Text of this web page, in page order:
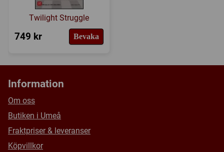
Twilight Struggle
749 kr Bevaka
Information
Om oss
Butiken i Umeå
Fraktpriser & leveranser
Köpvillkor